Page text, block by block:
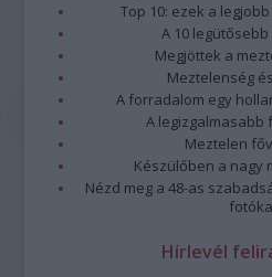
Top 10: ezek a
A 10
Megjöttek a
Meztelenség
A forradalom egy
A legizgalmasabb
Meztelen
Készülőben a nagy
Nézd meg a 48-as
Hírlevél